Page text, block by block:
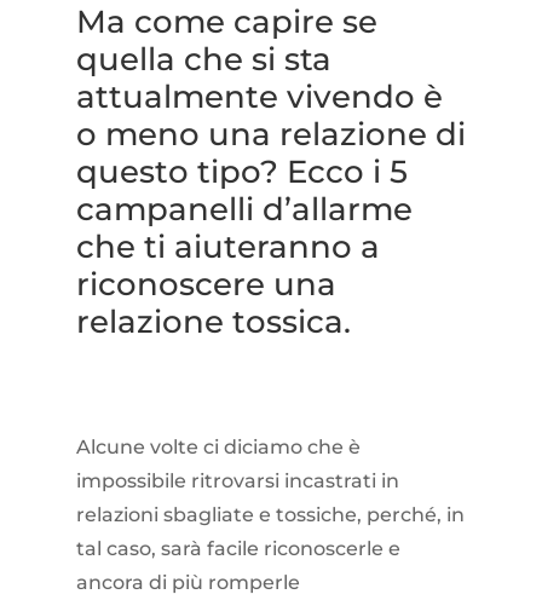
Ma come capire se
quella che si sta
attualmente vivendo è
o meno una relazione di
questo tipo? Ecco i 5
campanelli d’allarme
che ti aiuteranno a
riconoscere una
relazione tossica.
Alcune volte ci diciamo che è
impossibile ritrovarsi incastrati in
relazioni sbagliate e tossiche, perché, in
tal caso, sarà facile riconoscerle e
ancora di più romperle